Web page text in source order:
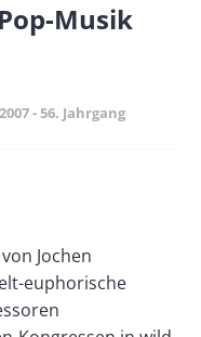
Musik
- 56. Jahrgang
Jochen
euphorische